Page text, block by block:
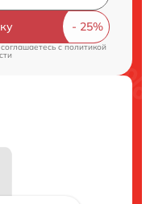
cполитикой